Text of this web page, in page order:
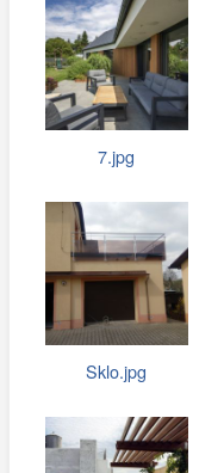
7.jpg
Sklo.jpg